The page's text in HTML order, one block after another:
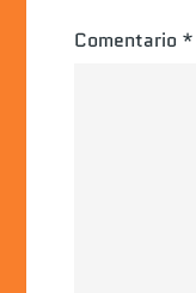
Comentario *